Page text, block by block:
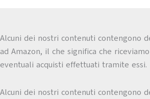
Alcuni dei nostri contenuti contengono
ad Amazon, il che significa che
eventuali acquisti effettuati tramite essi.
Alcuni dei nostri contenuti contengono